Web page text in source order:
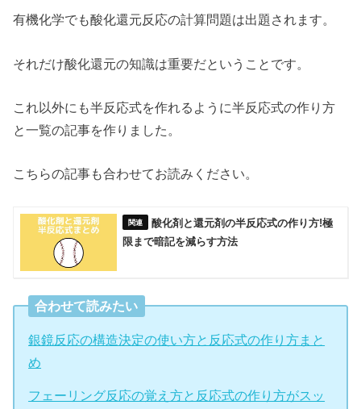
有機化学でも酸化還元反応の計算問題は出題されます。
それだけ酸化還元の知識は重要だということです。
これ以外にも半反応式を作れるように半反応式の作り方
と一覧の記事を作りました。
こちらの記事も合わせてお読みください。
酸化剤と還元剤の半反応式の作り方!極
限まで暗記を減らす方法
合わせて読みたい
銀鏡反応の構造決定の使い方と反応式の作り方まと
め
フェーリング反応の覚え方と反応式の作り方がスッ